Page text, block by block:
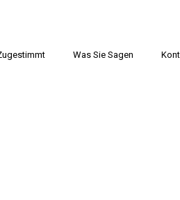
Was Sie Sagen